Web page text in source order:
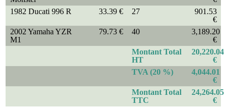
1982 Ducati 996 R
33.39 € 27
901.53
€
2002 Yamaha YZR
M1
79.73 € 40
3,189.20
€
Montant Total
HT
20,220.04
€
TVA (20 %)
4,044.01
€
Montant Total
TTC
24,264.05
€